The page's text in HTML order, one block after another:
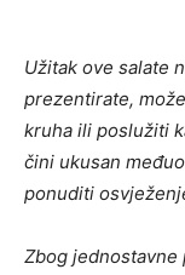
Užitak ove salate
prezentirate,
kruha ili poslužiti
čini ukusan
ponuditi
Zbog jednostavne